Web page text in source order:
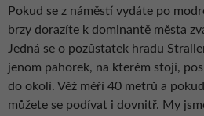
Pokud se z náměstí vydáte po
brzy dorazíte k dominantě města
Jedná se o pozůstatek hradu
jenom pahorek, na kterém stojí,
do okolí. Věž měří 40 metrů a
můžete se podívat i dovnitř. My